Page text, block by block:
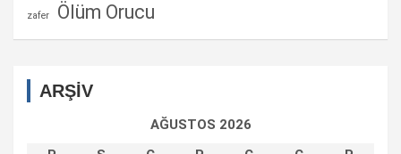
zafer Ölüm Orucu
ARŞİV
AĞUSTOS 2026